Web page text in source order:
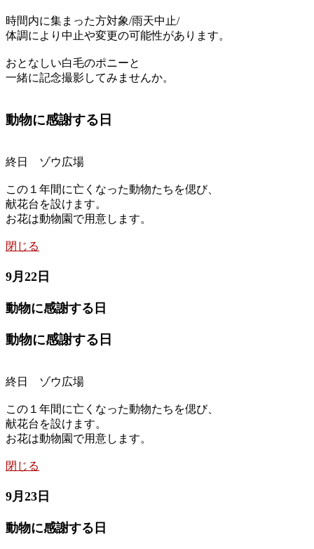
時間内に集まった方対象/雨天中止/
体調により中止や変更の可能性があります。
おとなしい白毛のポニーと
一緒に記念撮影してみませんか。
動物に感謝する日
終日 ゾウ広場
この１年間に亡くなった動物たちを偲び、
献花台を設けます。
お花は動物園で用意します。
閉じる
9月22日
動物に感謝する日
動物に感謝する日
終日 ゾウ広場
この１年間に亡くなった動物たちを偲び、
献花台を設けます。
お花は動物園で用意します。
閉じる
9月23日
動物に感謝する日